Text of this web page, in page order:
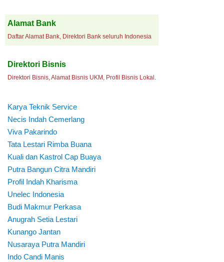
Alamat Bank
Daftar Alamat Bank, Direktori Bank seluruh Indonesia
Direktori Bisnis
Direktori Bisnis, Alamat Bisnis UKM, Profil Bisnis Lokal.
Karya Teknik Service
Necis Indah Cemerlang
Viva Pakarindo
Tata Lestari Rimba Buana
Kuali dan Kastrol Cap Buaya
Putra Bangun Citra Mandiri
Profil Indah Kharisma
Unelec Indonesia
Budi Makmur Perkasa
Anugrah Setia Lestari
Kunango Jantan
Nusaraya Putra Mandiri
Indo Candi Manis